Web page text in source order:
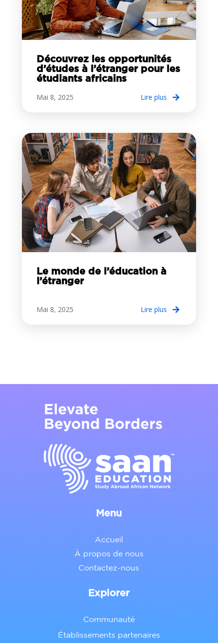
Découvrez les opportunités
d’études à l’étranger pour les
étudiants africains
Mai 8, 2025 lire plus
Le monde de l’éducation à
l’étranger
Mai 8, 2025 lire plus
Menu
Accueil
À propos de nous
Contactez-nous
Explorer
Communauté
Établissements partenaires